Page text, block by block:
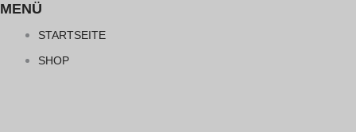
MENÜ
STARTSEITE
SHOP